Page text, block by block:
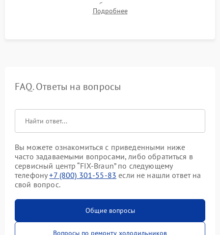
компрессора, отсутствия обмерзания стенок и корректного
срабатывания системы автоматической оттайки.
Подробнее
FAQ. Ответы на вопросы
Вы можете ознакомиться с приведенными ниже
часто задаваемыми вопросами, либо обратиться в
сервисный центр “FIX-Braun” по следующему
телефону+7 (800) 301-55-83 если не нашли ответ на
свой вопрос.
Общие вопросы
Вопросы по ремонту холодильников